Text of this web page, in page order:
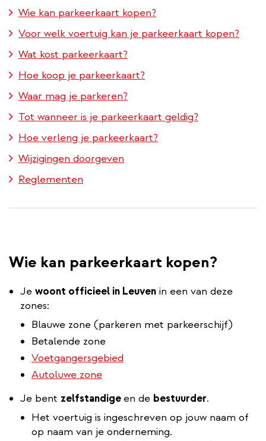
Wie kan parkeerkaart kopen?
Voor welk voertuig kan je parkeerkaart kopen?
Wat kost parkeerkaart?
Hoe koop je parkeerkaart?
Waar mag je parkeren?
Tot wanneer is je parkeerkaart geldig?
Hoe verleng je parkeerkaart?
Wijzigingen doorgeven
Reglementen
Wie kan parkeerkaart kopen?
Je woont officieel in Leuven in een van deze
zones:
Blauwe zone (parkeren met parkeerschijf)
Betalende zone
Voetgangersgebied
Autoluwe zone
Je bent zelfstandige en de bestuurder.
Het voertuig is ingeschreven op jouw naam of
op naam van je onderneming.